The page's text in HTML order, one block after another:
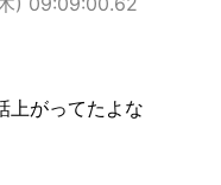
上がってたよな